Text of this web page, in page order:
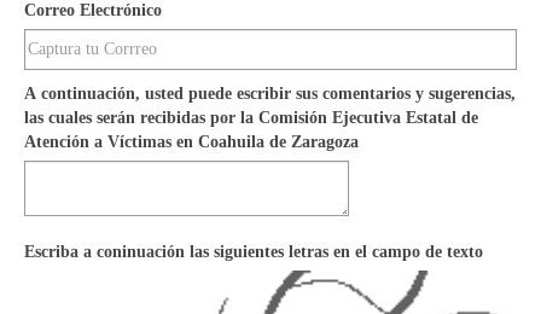
Correo Electrónico
A continuación, usted puede escribir sus comentarios y sugerencias,
las cuales serán recibidas por la Comisión Ejecutiva Estatal de
Atención a Víctimas en Coahuila de Zaragoza
Escriba a coninuación las siguientes letras en el campo de texto